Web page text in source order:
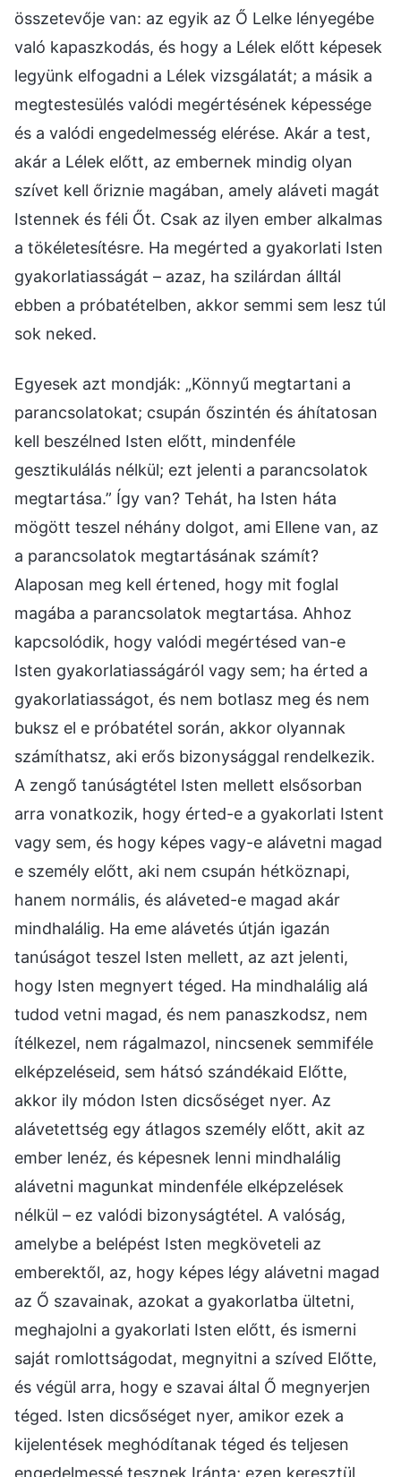
összetevője van: az egyik az Ő Lelke lényegébe
való kapaszkodás, és hogy a Lélek előtt képesek
legyünk elfogadni a Lélek vizsgálatát; a másik a
megtestesülés valódi megértésének képessége
és a valódi engedelmesség elérése. Akár a test,
akár a Lélek előtt, az embernek mindig olyan
szívet kell őriznie magában, amely aláveti magát
Istennek és féli Őt. Csak az ilyen ember alkalmas
a tökéletesítésre. Ha megérted a gyakorlati Isten
gyakorlatiasságát – azaz, ha szilárdan álltál
ebben a próbatételben, akkor semmi sem lesz túl
sok neked.
Egyesek azt mondják: „Könnyű megtartani a
parancsolatokat; csupán őszintén és áhítatosan
kell beszélned Isten előtt, mindenféle
gesztikulálás nélkül; ezt jelenti a parancsolatok
megtartása.” Így van? Tehát, ha Isten háta
mögött teszel néhány dolgot, ami Ellene van, az
a parancsolatok megtartásának számít?
Alaposan meg kell értened, hogy mit foglal
magába a parancsolatok megtartása. Ahhoz
kapcsolódik, hogy valódi megértésed van-e
Isten gyakorlatiasságáról vagy sem; ha érted a
gyakorlatiasságot, és nem botlasz meg és nem
buksz el e próbatétel során, akkor olyannak
számíthatsz, aki erős bizonysággal rendelkezik.
A zengő tanúságtétel Isten mellett elsősorban
arra vonatkozik, hogy érted-e a gyakorlati Istent
vagy sem, és hogy képes vagy-e alávetni magad
e személy előtt, aki nem csupán hétköznapi,
hanem normális, és aláveted-e magad akár
mindhalálig. Ha eme alávetés útján igazán
tanúságot teszel Isten mellett, az azt jelenti,
hogy Isten megnyert téged. Ha mindhalálig alá
tudod vetni magad, és nem panaszkodsz, nem
ítélkezel, nem rágalmazol, nincsenek semmiféle
elképzeléseid, sem hátsó szándékaid Előtte,
akkor ily módon Isten dicsőséget nyer. Az
alávetettség egy átlagos személy előtt, akit az
ember lenéz, és képesnek lenni mindhalálig
alávetni magunkat mindenféle elképzelések
nélkül – ez valódi bizonyságtétel. A valóság,
amelybe a belépést Isten megköveteli az
emberektől, az, hogy képes légy alávetni magad
az Ő szavainak, azokat a gyakorlatba ültetni,
meghajolni a gyakorlati Isten előtt, és ismerni
saját romlottságodat, megnyitni a szíved Előtte,
és végül arra, hogy e szavai által Ő megnyerjen
téged. Isten dicsőséget nyer, amikor ezek a
kijelentések meghódítanak téged és teljesen
engedelmessé tesznek Iránta; ezen keresztül